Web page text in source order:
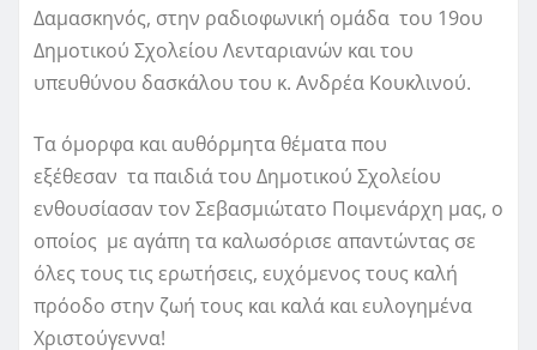
Δαμασκηνός, στην ραδιοφωνική ομάδα του 19ου
Δημοτικού Σχολείου Λενταριανών και του
υπευθύνου δασκάλου του κ. Ανδρέα Κουκλινού.
Τα όμορφα και αυθόρμητα θέματα που
εξέθεσαν τα παιδιά του Δημοτικού Σχολείου
ενθουσίασαν τον Σεβασμιώτατο Ποιμενάρχη μας, ο
οποίος με αγάπη τα καλωσόρισε απαντώντας σε
όλες τους τις ερωτήσεις, ευχόμενος τους καλή
πρόοδο στην ζωή τους και καλά και ευλογημένα
Χριστούγεννα!